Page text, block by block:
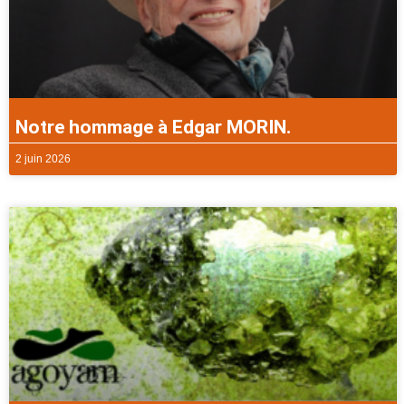
Notre hommage à Edgar MORIN.
2 juin 2026